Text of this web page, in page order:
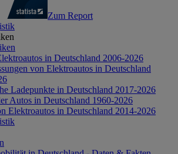
Zum Report
in Deutschland 2006-2026
von Elektroautos in Deutschland
Ladepunkte in Deutschland 2017-2026
Autos in Deutschland 1960-2026
Elektroautos in Deutschland 2014-2026